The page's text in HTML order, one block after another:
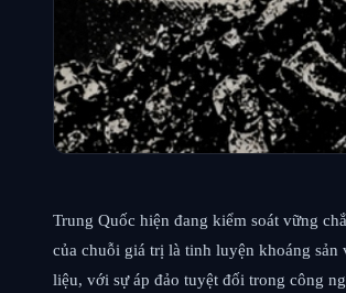
Trung Quốc hiện đang kiểm soát vững
của chuỗi giá trị là tinh luyện khoáng sản
liệu, với sự áp đảo tuyệt đối trong công